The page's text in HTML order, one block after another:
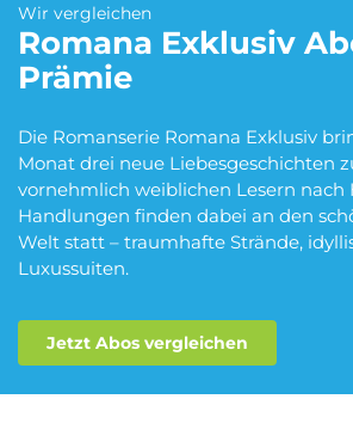
Fitness Abo
Kino Abo
Wir vergleichen
Romana Exklusiv
Prämie
Die Romanserie Romana Exklusiv
Monat drei neue Liebesgeschichten
vornehmlich weiblichen Lesern nach
Handlungen finden dabei an den
Welt statt – traumhafte Strände,
Luxussuiten.
Jetzt Abos vergleichen